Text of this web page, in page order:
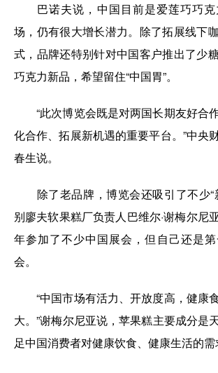
巴诺夫说，中国目前是爱莲巧巧克
场，仍有很大增长潜力。除了拓展线下
式，品牌还特别针对中国客户推出了少
巧克力新品，希望留住“中国胃”。
“此次博览会既是对两国长期友好合
化合作、拓展新机遇的重要平台。”中央
春生说。
除了老品牌，博览会还吸引了不少“
别廖夫软果糕厂负责人巴维尔·谢梅尔尼
年参加了不少中国展会，但自己还是
会。
“中国市场有活力、开放度高，健康
大。”谢梅尔尼亚说，苹果糕主要成分是
足中国消费者对健康饮食、健康生活的需